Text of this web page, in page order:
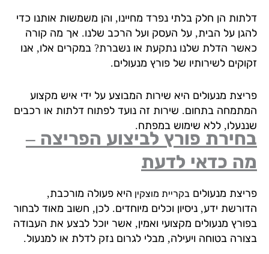
הן חלק בלתי נפרד מחיינו, והן משמשות אותנו כדי
על הבית, על העסק ועל הרכב שלנו. אך מה קורה
הדלת שלנו נתקעת או נשברת? במקרים אלו, אנו
לשירותיו של פורץ מנעולים.
מנעולים היא שירות המבוצע על ידי איש מקצוע
בתחום. שירות זה נועד לפתוח דלתות או רכבים
ללא שימוש במפתח.
פורץ לביצוע הפריצה –
כדאי לדעת
מנעוליםבקריית מוצקיןהיא פעולה מורכבת,
ידע, ניסיון וכלים מיוחדים. לכן, חשוב מאוד לבחור
מנעולים מקצועי ואמין, אשר יוכל לבצע את העבודה
בטוחה ויעילה, מבלי לגרום נזק לדלת או למנעול.